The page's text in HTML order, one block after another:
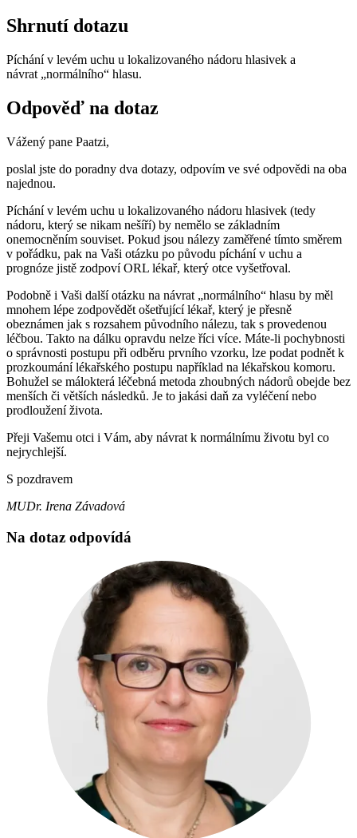
Shrnutí dotazu
Píchání v levém uchu u lokalizovaného nádoru hlasivek a
návrat „normálního“ hlasu.
Odpověď na dotaz
Vážený pane Paatzi,
poslal jste do poradny dva dotazy, odpovím ve své odpovědi na oba
najednou.
Píchání v levém uchu u lokalizovaného nádoru hlasivek (tedy
nádoru, který se nikam nešíří) by nemělo se základním
onemocněním souviset. Pokud jsou nálezy zaměřené tímto směrem
v pořádku, pak na Vaši otázku po původu píchání v uchu a
prognóze jistě zodpoví ORL lékař, který otce vyšetřoval.
Podobně i Vaši další otázku na návrat „normálního“ hlasu by měl
mnohem lépe zodpovědět ošetřující lékař, který je přesně
obeznámen jak s rozsahem původního nálezu, tak s provedenou
léčbou. Takto na dálku opravdu nelze říci více. Máte-li pochybnosti
o správnosti postupu při odběru prvního vzorku, lze podat podnět k
prozkoumání lékařského postupu například na lékařskou komoru.
Bohužel se málokterá léčebná metoda zhoubných nádorů obejde bez
menších či větších následků. Je to jakási daň za vyléčení nebo
prodloužení života.
Přeji Vašemu otci i Vám, aby návrat k normálnímu životu byl co
nejrychlejší.
S pozdravem
MUDr. Irena Závadová
Na dotaz odpovídá